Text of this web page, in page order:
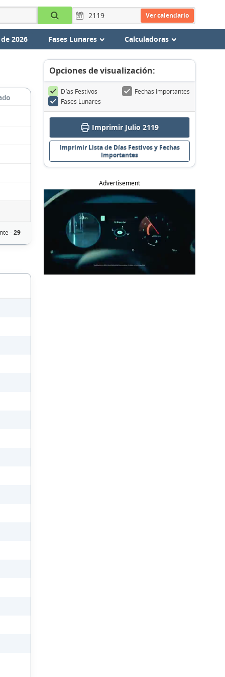
Ver calendario
2026 Fases Lunares Calculadoras
-29
Opciones de visualización:
Días Festivos
Fechas Importantes
Fases Lunares
Imprimir Julio 2119
Imprimir Lista de Días Festivos y Fechas
Importantes
Advertisement